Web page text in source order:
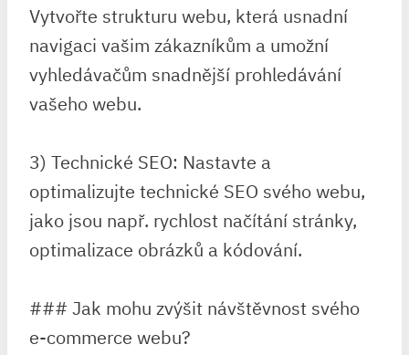
Vytvořte strukturu webu, která usnadní
navigaci vašim zákazníkům a umožní
vyhledávačům snadnější prohledávání
vašeho webu.
3) Technické SEO: Nastavte a
optimalizujte technické SEO svého webu,
jako jsou např. rychlost načítání stránky,
optimalizace obrázků a kódování.
### Jak mohu zvýšit návštěvnost svého
e-commerce webu?